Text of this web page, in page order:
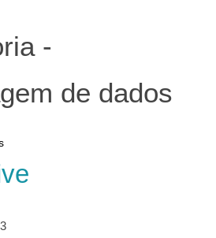
-
de dados